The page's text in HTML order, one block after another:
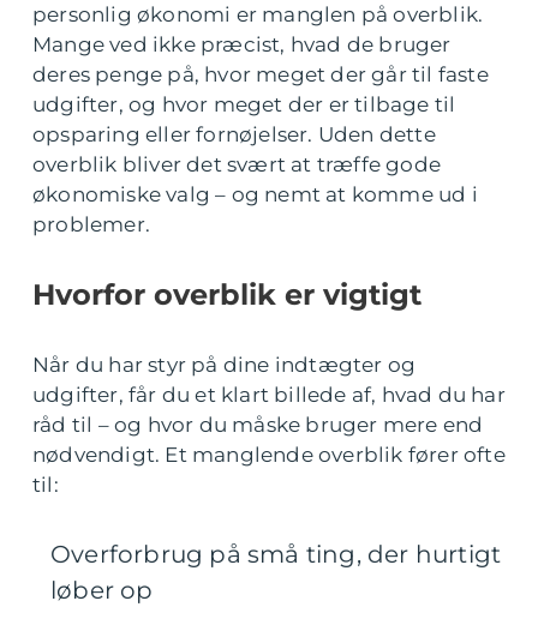
personlig økonomi er manglen på overblik.
Mange ved ikke præcist, hvad de bruger
deres penge på, hvor meget der går til faste
udgifter, og hvor meget der er tilbage til
opsparing eller fornøjelser. Uden dette
overblik bliver det svært at træffe gode
økonomiske valg – og nemt at komme ud i
problemer.
Hvorfor overblik er vigtigt
Når du har styr på dine indtægter og
udgifter, får du et klart billede af, hvad du har
råd til – og hvor du måske bruger mere end
nødvendigt. Et manglende overblik fører ofte
til:
Overforbrug på små ting, der hurtigt
løber op